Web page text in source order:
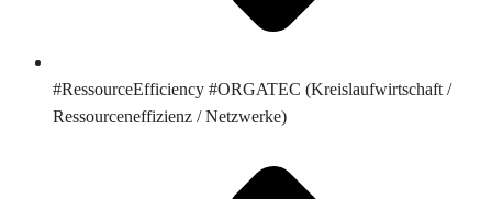
#RessourceEfficiency #ORGATEC (Kreislaufwirtschaft /
Ressourceneffizienz / Netzwerke)